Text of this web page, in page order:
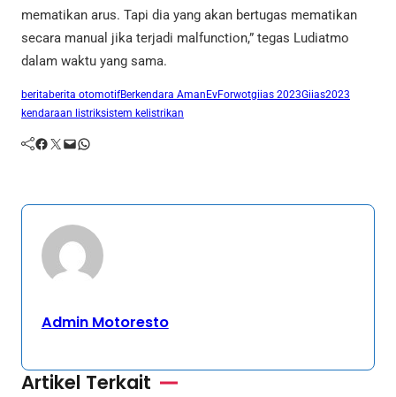
mematikan arus. Tapi dia yang akan bertugas mematikan
secara manual jika terjadi malfunction,” tegas Ludiatmo
dalam waktu yang sama.
beritaberita otomotifBerkendara Aman EvForwotgiias 2023Giias2023
kendaraan listriksistem kelistrikan
Facebook Twitter Mail WhatsApp
Admin Motoresto
Artikel Terkait